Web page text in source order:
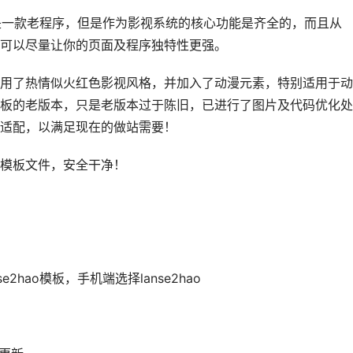
款老程序，但是作为影视系统的核心功能是齐全的，而且从
以尽量让你的页面及程序独特性更强。
了热情似火红色影视风格，并加入了动漫元素，特别适用于
的老版本，只是老版本过于陈旧，已进行了图片及代码优化处
配，以满足现在的做站需要！
板文件，安全干净！
模板，手机端选择lanse2hao